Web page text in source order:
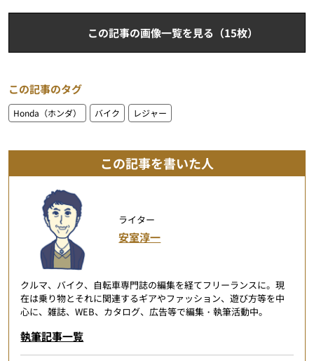
この記事の画像一覧を見る（15枚）
この記事のタグ
Honda（ホンダ） バイク レジャー
この記事を書いた人
ライター
安室淳一
クルマ、バイク、自転車専門誌の編集を経てフリーランスに。現
在は乗り物とそれに関連するギアやファッション、遊び方等を中
心に、雑誌、WEB、カタログ、広告等で編集・執筆活動中。
執筆記事一覧